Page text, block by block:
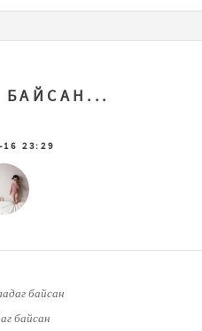
БАЙСАН...
16 23:29
байсан
байсан